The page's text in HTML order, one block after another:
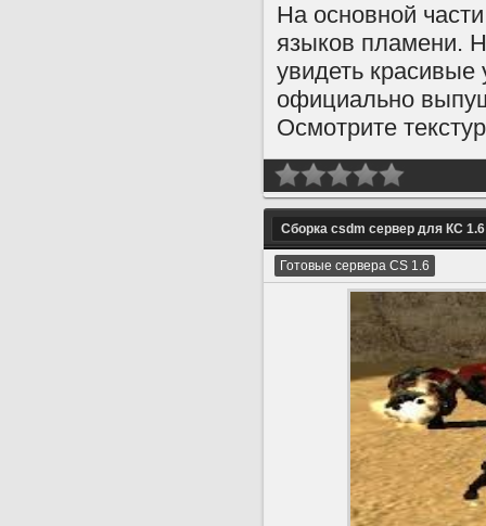
На основной
языков пламени.
увидеть
официально
Осмотрите
Сборка csdm сервер для КС 1.6
Готовые сервера CS 1.6